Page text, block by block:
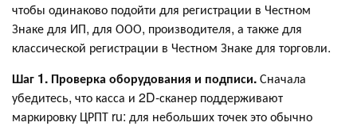
чтобы одинаково подойти для регистрации в Честном
Знаке для ИП, для ООО, производителя, а также для
классической регистрации в Честном Знаке для торговли.
Шаг 1. Проверка оборудования и подписи.Сначала
убедитесь, что касса и 2D-сканер поддерживают
маркировку ЦРПТ ru: для небольших точек это обычно